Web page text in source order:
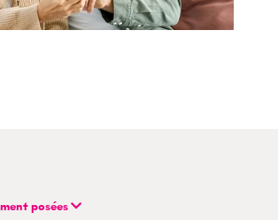
SAposées